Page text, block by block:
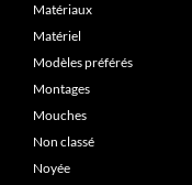
Matériaux
Matériel
Modèles préférés
Montages
Mouches
Non classé
Noyée